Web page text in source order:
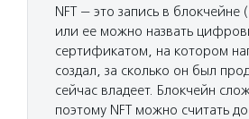
NFT — это запись в блокчейне
или ее можно назвать
сертификатом, на котором
создал, за сколько он был
сейчас владеет. Блокчейн
поэтому NFT можно считать